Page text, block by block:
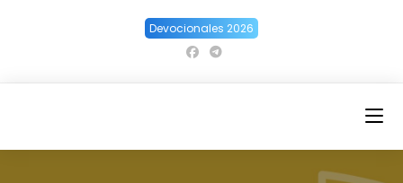
Devocionales 2026